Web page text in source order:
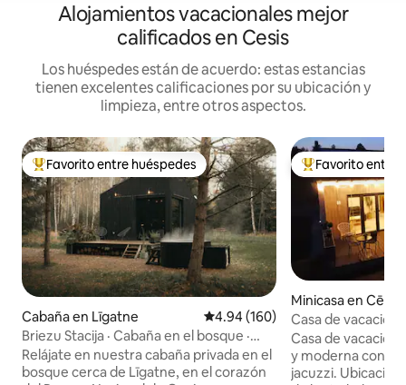
Alojamientos vacacionales mejor
calificados en Cesis
Los huéspedes están de acuerdo: estas estancias
tienen excelentes calificaciones por su ubicación y
limpieza, entre otros aspectos.
De los mejores en Favorito entre huéspedes
Favorito entre huéspedes
Cabaña en Līgatne Calificación promedio: 4.94 de
4.94 (160)
Briezu Stacija · Cabaña en el bosque ·
Jacuzzi y sauna
Relájate en nuestra cabaña privada en el
bosque cerca de Līgatne, en el corazón
De los mejores
Favorito entre
Minicasa en Cēsis
Casa de
Casa de
y moderna con
jacuzzi.